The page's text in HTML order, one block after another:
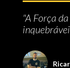
"A Força